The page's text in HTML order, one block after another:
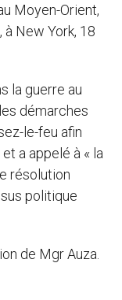
Moyen-Orient,
New York, 18
la guerre au
démarches
le-feu afin
a appelé à « la
résolution
politique
de Mgr Auza.